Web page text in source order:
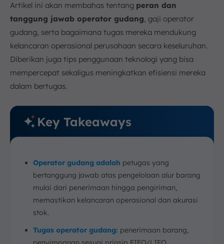
7. Kesimpulan
FAQ:
Artikel ini akan membahas tentang peran dan
tanggung jawab operator gudang, gaji operator
gudang, serta bagaimana tugas mereka mendukung
kelancaran operasional perusahaan secara keseluruhan.
Diberikan juga tips penggunaan teknologi yang bisa
mempercepat sekaligus meningkatkan efisiensi mereka
dalam bertugas.
Key Takeaways
Operator gudang adalah petugas yang
bertanggung jawab atas pengelolaan alur barang
mulai dari penerimaan hingga pengiriman,
memastikan kelancaran operasional dan akurasi
stok.
Tugas operator gudang: penerimaan barang,